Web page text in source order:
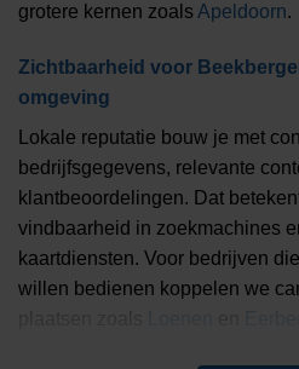
grotere kernen zoalsApeldoorn.
Zichtbaarheid voor
omgeving
Lokale reputatie bouw je met
bedrijfsgegevens, relevante
klantbeoordelingen. Dat
vindbaarheid in zoekmachines
kaartdiensten. Voor bedrijven
willen bedienen koppelen we